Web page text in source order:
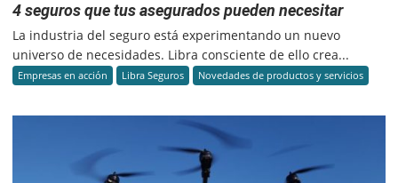
4 seguros que tus asegurados pueden necesitar
La industria del seguro está experimentando un nuevo
universo de necesidades. Libra consciente de ello crea...
Empresas en acción Libra Seguros Novedades de productos y servicios